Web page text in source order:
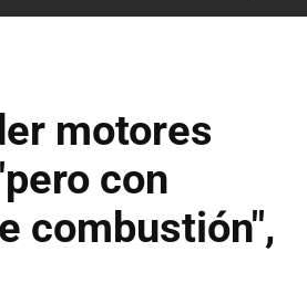
motores
con
combustión",